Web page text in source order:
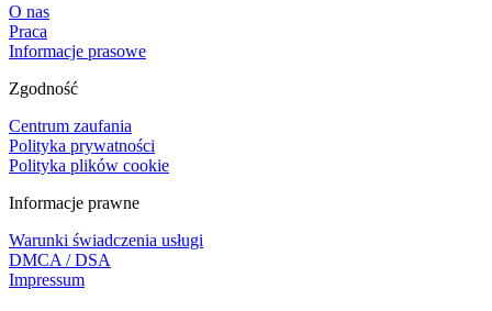
O nas
Praca
Informacje prasowe
Zgodność
Centrum zaufania
Polityka prywatności
Polityka plików cookie
Informacje prawne
Warunki świadczenia usługi
DMCA / DSA
Impressum